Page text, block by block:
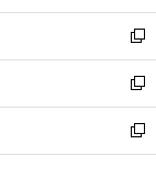
開
く
ウ
で
開
く
ン
ド
ウ
で
開
く
ウ
ィ
ン
ド
ウ
で
開
し
い
ウ
ィ
ン
ド
ウ
新
し
い
ウ
ィ
ン
新
し
い
ウ
新
し